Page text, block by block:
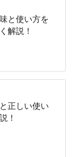
と使い方を
解説！
正しい使い
！